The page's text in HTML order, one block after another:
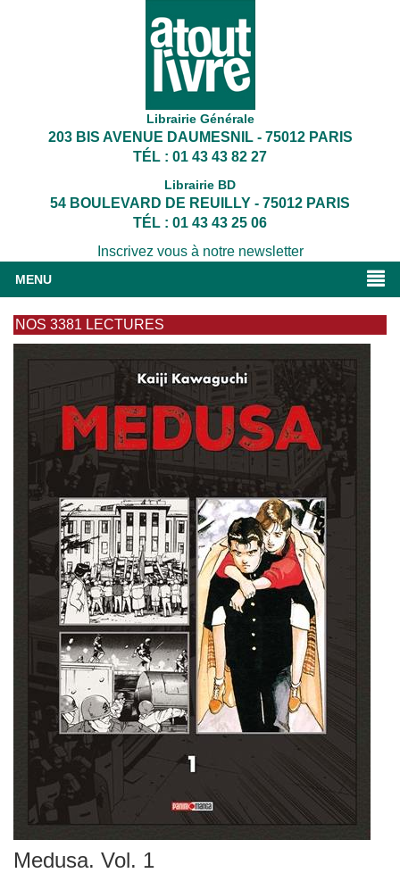
Librairie Générale
203 BIS AVENUE DAUMESNIL - 75012 PARIS
TÉL : 01 43 43 82 27
Librairie BD
54 BOULEVARD DE REUILLY - 75012 PARIS
TÉL : 01 43 43 25 06
Inscrivez vous à notre newsletter
MENU
NOS 3381 LECTURES
Medusa. Vol. 1